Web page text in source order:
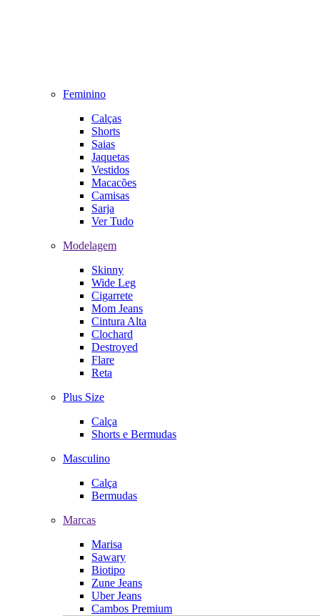
Feminino
Calças
Shorts
Saias
Jaquetas
Vestidos
Macacões
Camisas
Sarja
Ver Tudo
Modelagem
Skinny
Wide Leg
Cigarrete
Mom Jeans
Cintura Alta
Clochard
Destroyed
Flare
Reta
Plus Size
Calça
Shorts e Bermudas
Masculino
Calça
Bermudas
Marcas
Marisa
Sawary
Biotipo
Zune Jeans
Uber Jeans
Cambos Premium